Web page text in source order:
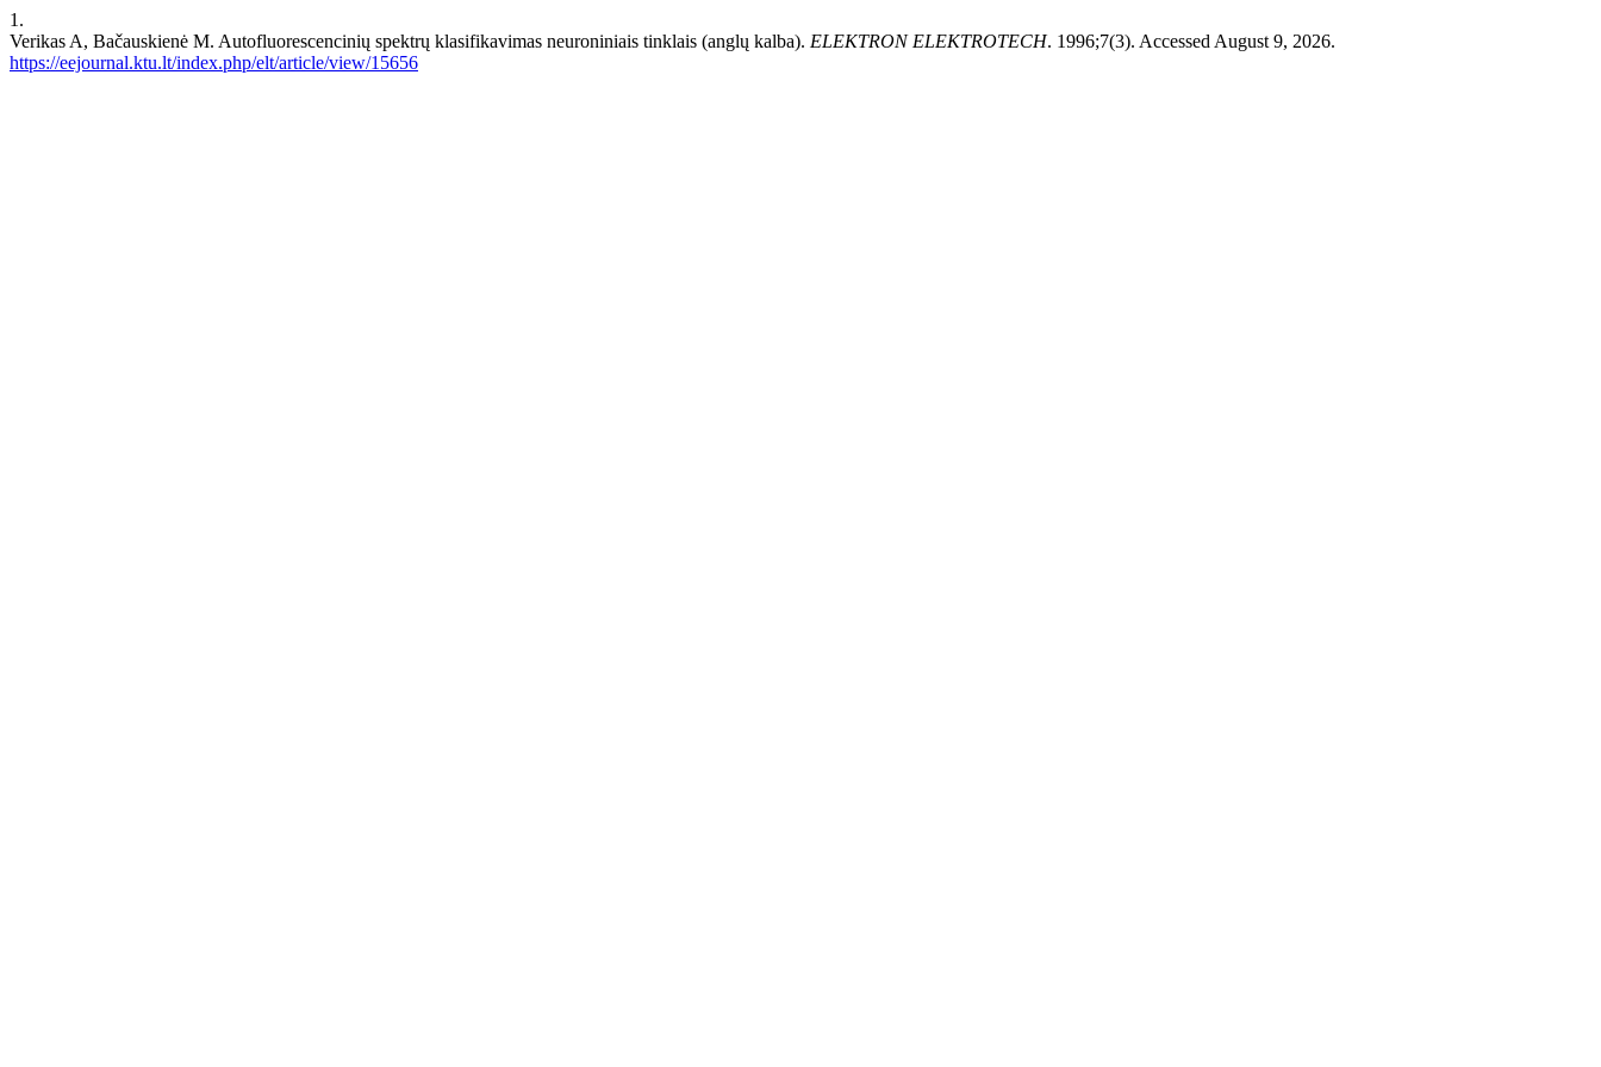
1.
Verikas A, Bačauskienė M. Autofluorescencinių spektrų klasifikavimas neuroniniais tinklais (anglų kalba). ELEKTRON ELEKTROTECH. 1996;7(3). Accessed August 9, 2026.
https://eejournal.ktu.lt/index.php/elt/article/view/15656